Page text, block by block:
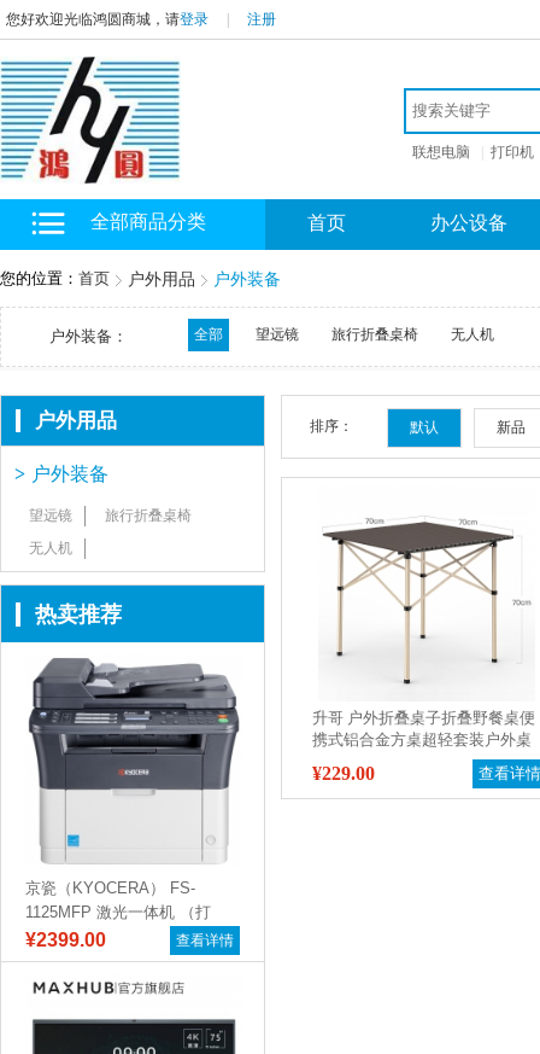
您好欢迎光临鸿圆商城，请登录 注册
联想电脑 打印机
全部商品分类 首页 办公设备
您的位置： 首页 户外用品 户外装备
户外装备： 全部 望远镜 旅行折叠桌椅 无人机
户外用品
> 户外装备
望远镜
旅行折叠桌椅
无人机
热卖推荐
京瓷（KYOCERA） FS-
1125MFP 激光一体机 （打
印...
¥2399.00 查看详情
排序： 默认 新品
升哥 户外折叠桌子折叠野餐桌便
携式铝合金方桌超轻套装户外桌
椅自驾游桌 铝合金方桌 大号单桌
不含凳【送手提包】
¥229.00 查看详情